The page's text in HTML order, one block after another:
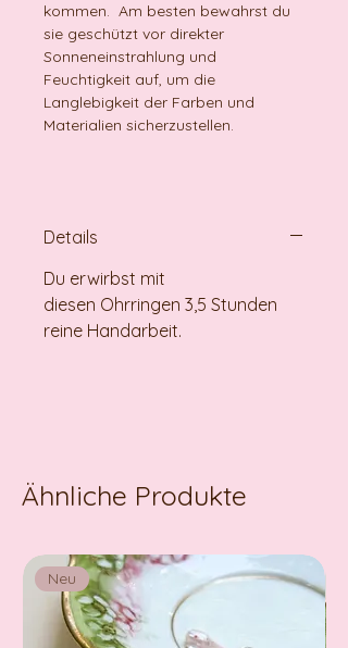
kommen. Am besten bewahrst du
sie geschützt vor direkter
Sonneneinstrahlung und
Feuchtigkeit auf, um die
Langlebigkeit der Farben und
Materialien sicherzustellen.
Details
Du erwirbst mit
diesen Ohrringen 3,5 Stunden
reine Handarbeit.
Ähnliche Produkte
Neu